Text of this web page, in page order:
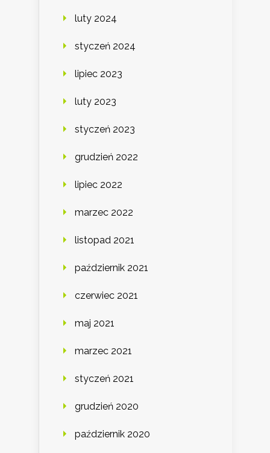
luty 2024
styczeń 2024
lipiec 2023
luty 2023
styczeń 2023
grudzień 2022
lipiec 2022
marzec 2022
listopad 2021
październik 2021
czerwiec 2021
maj 2021
marzec 2021
styczeń 2021
grudzień 2020
październik 2020